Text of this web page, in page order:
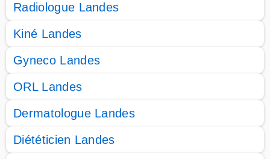
Radiologue Landes
Kiné Landes
Gyneco Landes
ORL Landes
Dermatologue Landes
Diététicien Landes